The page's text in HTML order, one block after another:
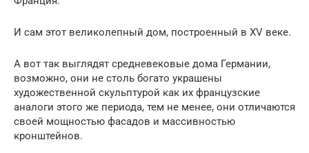
И сам этот великолепный дом, построенный в XV веке.
А вот так выглядят средневековые дома Германии,
возможно, они не столь богато украшены
художественной скульптурой как их французские
аналоги этого же периода, тем не менее, они отличаются
своей мощностью фасадов и массивностью
кронштейнов.